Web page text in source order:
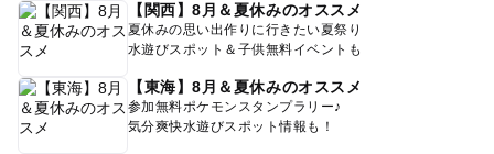
【関西】8月＆夏休みのオススメ
夏休みの思い出作りに行きたい夏祭り
水遊びスポット＆子供無料イベントも
【東海】8月＆夏休みのオススメ
参加無料ポケモンスタンプラリー♪
気分爽快水遊びスポット情報も！